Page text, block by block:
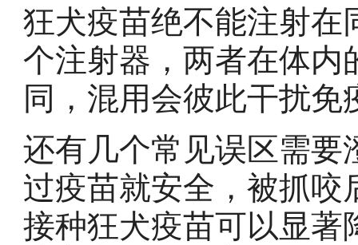
狂犬疫苗绝不能注射在
个注射器，两者在体内
同，混用会彼此干扰免
还有几个常见误区需要
过疫苗就安全，被抓咬
接种狂犬疫苗可以显著